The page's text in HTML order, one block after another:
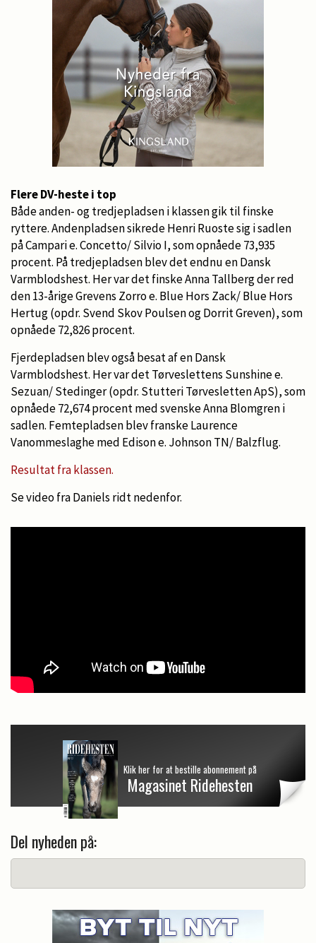
Flere DV-heste i top
Både anden- og tredjepladsen i klassen gik til finske
ryttere. Andenpladsen sikrede Henri Ruoste sig i sadlen
på Campari e. Concetto/ Silvio I, som opnåede 73,935
procent. På tredjepladsen blev det endnu en Dansk
Varmblodshest. Her var det finske Anna Tallberg der red
den 13-årige Grevens Zorro e. Blue Hors Zack/ Blue Hors
Hertug (opdr. Svend Skov Poulsen og Dorrit Greven), som
opnåede 72,826 procent.
Fjerdepladsen blev også besat af en Dansk
Varmblodshest. Her var det Tørveslettens Sunshine e.
Sezuan/ Stedinger (opdr. Stutteri Tørvesletten ApS), som
opnåede 72,674 procent med svenske Anna Blomgren i
sadlen. Femtepladsen blev franske Laurence
Vanommeslaghe med Edison e. Johnson TN/ Balzflug.
Resultat fra klassen.
Se video fra Daniels ridt nedenfor.
Klik her for at bestille abonnement på
Magasinet Ridehesten
Del nyheden på: